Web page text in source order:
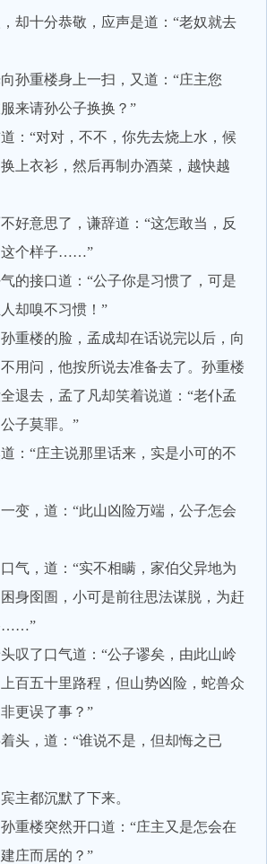
十分恭敬，应声是道：“老奴就去
重楼身上一扫，又道：“庄主您
来请孙公子换换？”
“对对，不不，你先去烧上水，候
上衣衫，然后再制办酒菜，越快越
意思了，谦辞道：“这怎敢当，反
这个样子……”
接口道：“公子你是习惯了，可是
却嗅不习惯！”
楼的脸，孟成却在话说完以后，向
用问，他按所说去准备去了。孙重楼
退去，孟了凡却笑着说道：“老仆孟
子莫罪。”
“庄主说那里话来，实是小可的不
，道：“此山凶险万端，公子怎会
，道：“实不相瞒，家伯父异地为
身囹圄，小可是前往思法谋脱，为赶
……”
了口气道：“公子谬矣，由此山岭
百五十里路程，但山势凶险，蛇兽众
更误了事？”
，道：“谁说不是，但却悔之已
都沉默了下来。
楼突然开口道：“庄主又是怎会在
庄而居的？”